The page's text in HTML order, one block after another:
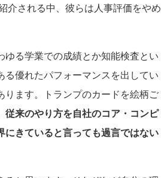
介される中、彼らは人事評価をやめ
る学業での成績とか知能検査とい
優れたパフォーマンスを出してい
ます。トランプのカードを絵柄ご
従来のやり方を自社のコア・コンピ
きていると言っても過言ではない